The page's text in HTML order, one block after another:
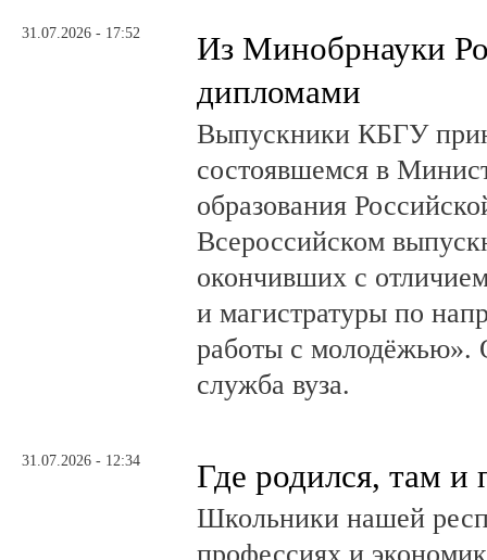
31.07.2026 - 17:52
Из Минобрнауки
дипломами
Выпускники КБГУ
состоявшемся в
образования
Всероссийском
окончивших с
и магистратуры по
работы с молодёжью».
служба вуза.
31.07.2026 - 12:34 Где родился, там и
Школьники нашей